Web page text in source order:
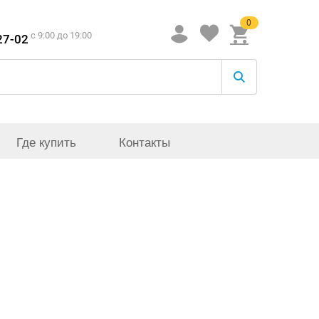
02 c 9:00 до 19:00
0
Где купить Контакты